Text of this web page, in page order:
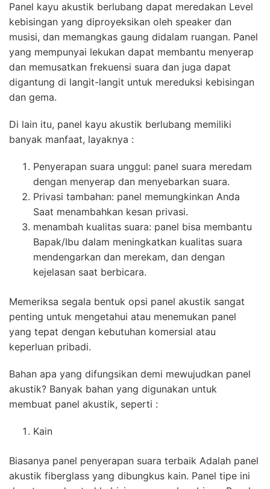
Panel kayu akustik berlubang dapat meredakan Level
kebisingan yang diproyeksikan oleh speaker dan
musisi, dan memangkas gaung didalam ruangan. Panel
yang mempunyai lekukan dapat membantu menyerap
dan memusatkan frekuensi suara dan juga dapat
digantung di langit-langit untuk mereduksi kebisingan
dan gema.
Di lain itu, panel kayu akustik berlubang memiliki
banyak manfaat, layaknya :
Penyerapan suara unggul: panel suara meredam
dengan menyerap dan menyebarkan suara.
Privasi tambahan: panel memungkinkan Anda
Saat menambahkan kesan privasi.
menambah kualitas suara: panel bisa membantu
Bapak/Ibu dalam meningkatkan kualitas suara
mendengarkan dan merekam, dan dengan
kejelasan saat berbicara.
Memeriksa segala bentuk opsi panel akustik sangat
penting untuk mengetahui atau menemukan panel
yang tepat dengan kebutuhan komersial atau
keperluan pribadi.
Bahan apa yang difungsikan demi mewujudkan panel
akustik? Banyak bahan yang digunakan untuk
membuat panel akustik, seperti :
Kain
Biasanya panel penyerapan suara terbaik Adalah panel
akustik fiberglass yang dibungkus kain. Panel tipe ini